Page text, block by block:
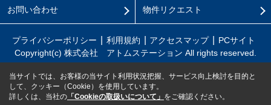
お問い合わせ 物件リクエスト
プライバシーポリシー 利用規約 アクセスマップ
PCサイト
Copyright(c) 株式会社 アトムステーション All rights reserved.
当サイトでは、お客様の当サイト利用状況把握、サービス向上検討を目的と
して、クッキー（Cookie）を使用しています。
詳しくは、当社の 「Cookieの取扱いについて」 をご確認ください。